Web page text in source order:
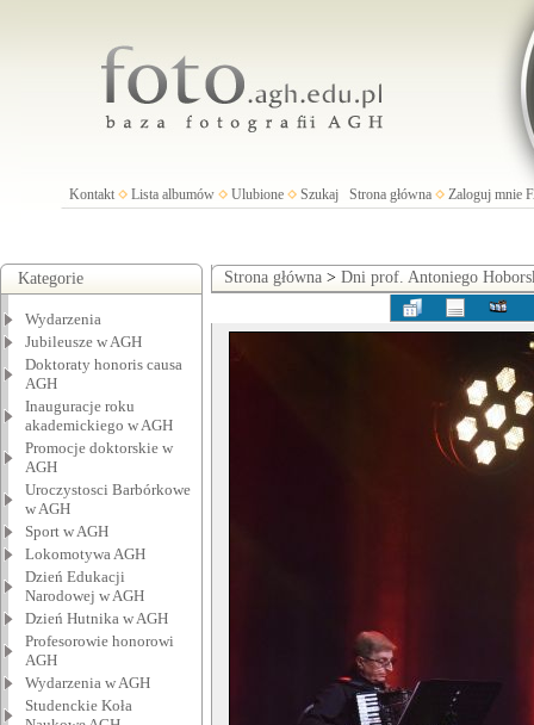
Kontakt Lista albumów Ulubione Szukaj Strona główna Zaloguj mnie
Kategorie
Wydarzenia
Jubileusze w AGH
Doktoraty honoris causa
AGH
Inauguracje roku
akademickiego w AGH
Promocje doktorskie w
AGH
Uroczystosci Barbórkowe
w AGH
Sport w AGH
Lokomotywa AGH
Dzień Edukacji
Narodowej w AGH
Dzień Hutnika w AGH
Profesorowie honorowi
AGH
Wydarzenia w AGH
Studenckie Koła
Strona główna > Dni prof. Antoniego